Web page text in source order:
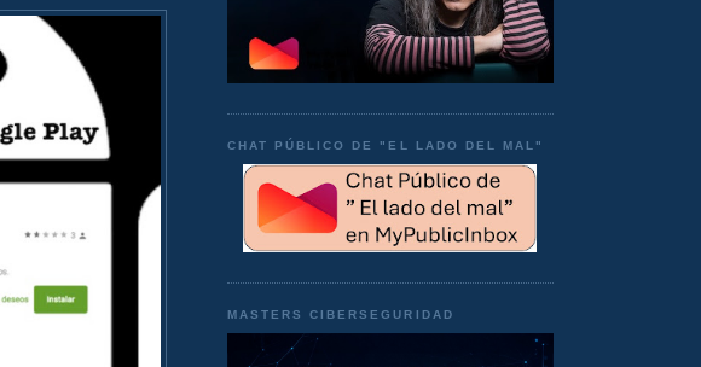
CHAT PÚBLICO DE "EL LADO DEL MAL"
MASTERS CIBERSEGURIDAD